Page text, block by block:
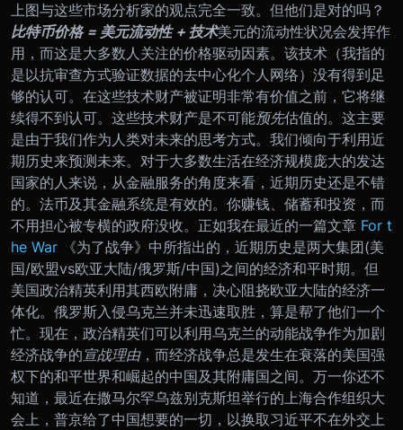
上图与这些市场分析家的观点完全一致。但他们是对的吗？
比特币价格 = 美元流动性 + 技术美元的流动性状况会发挥作
用，而这是大多数人关注的价格驱动因素。该技术（我指的
是以抗审查方式验证数据的去中心化个人网络）没有得到足
够的认可。在这些技术财产被证明非常有价值之前，它将继
续得不到认可。 这些技术财产是不可能预先估值的。这主要
是由于我们作为人类对未来的思考方式。我们倾向于利用近
期历史来预测未来。对于大多数生活在经济规模庞大的发达
国家的人来说，从金融服务的角度来看，近期历史还是不错
的。法币及其金融系统是有效的。你赚钱、储蓄和投资，而
不用担心被专横的政府没收。 正如我在最近的一篇文章 For t
he War
《为了战争》中所指出的，近期历史是两大集团(美
国/欧盟vs欧亚大陆/俄罗斯/中国)之间的经济和平时期。但
美国政治精英利用其西欧附庸，决心阻挠欧亚大陆的经济一
体化。俄罗斯入侵乌克兰并未迅速取胜，算是帮了他们一个
忙。现在，政治精英们可以利用乌克兰的动能战争作为加剧
经济战争的 宣战理由，而经济战争总是发生在衰落的美国强
权下的和平世界和崛起的中国及其附庸国之间。万一你还不
知道，最近在撒马尔罕乌兹别克斯坦举行的上海合作组织大
会上，普京给了中国想要的一切，以换取习近平不在外交上